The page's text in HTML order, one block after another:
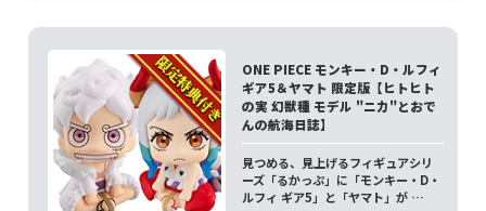
ONE PIECE モンキー・D・ルフィ
ギア5＆ヤマト 限定版【ヒトヒト
の実 幻獣種 モデル "ニカ"とおで
んの航海日誌】
見つめる、見上げるフィギュアシリ
ーズ「るかっぷ」に「モンキー・D・
ルフィ ギア5」と「ヤマト」が …